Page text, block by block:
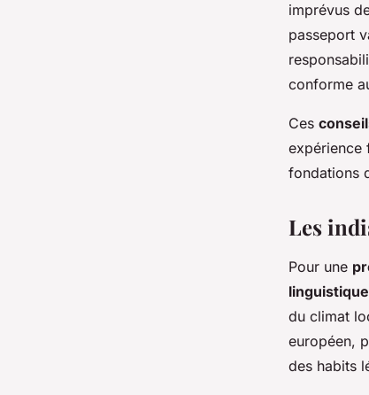
imprévus
passeport
conforme
Ces
expérience
fondations
Les
Pour une
linguistique
du climat
européen,
des habits